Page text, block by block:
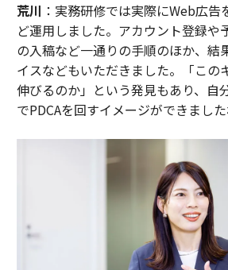
荒川 ：実務研修では実際にWeb広
ど運用しました。アカウント登録や
の入稿など一通りの手順のほか、結
イスなどもいただきました。「この
伸びるのか」という発見もあり、自
でPDCAを回すイメージができました